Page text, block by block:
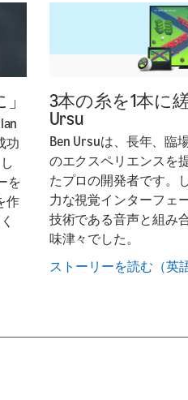
功
を
作
3本の糸を1本に
Ursu
Ben Ursuは、長年、臨
のエクスペリエンスを
たプロの開発者です。
力な視覚インターフェ
技術である音声と組み
味津々でした。
ストーリーを読む（英語